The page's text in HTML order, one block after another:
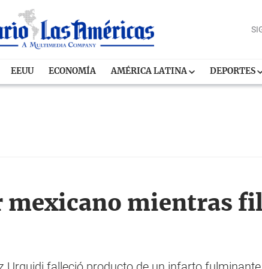
EEUU ECONOMÍA AMÉRICA LATINA DEPORTES
mexicano mientras